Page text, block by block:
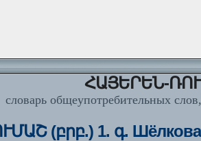
ՀԱՅԵՐԵՆ-
словарь общеупотребительных
(բրբ.) 1. գ.